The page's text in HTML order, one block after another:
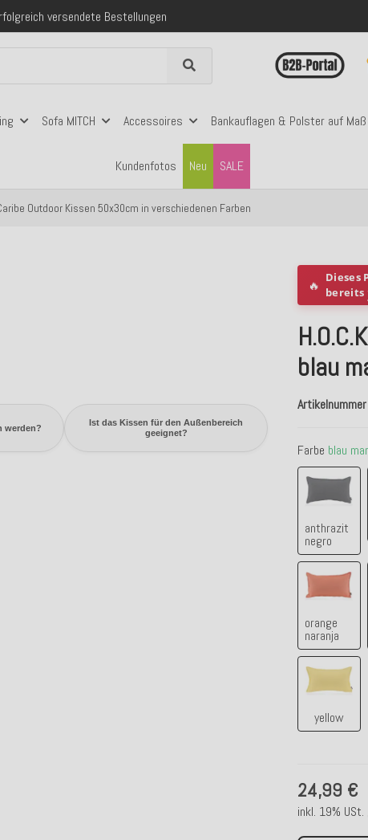
versendete Bestellungen
Klarna, PayPal & Amazon Pay
Sofa MITCH Accessoires Bankauflagen & Polster auf Maß
Kundenfotos SALE
Neu
Outdoor Kissen 50x30cm in verschiedenen Farben
werden?
Ist das Kissen für den Außenbereich
geeignet?
🔥 Dieses
bereits
blau
Artikelnummer
Farbe blau
anthrazit
negro
orange
naranja
orange
yellow
yellow
24,99 €
inkl. 19%